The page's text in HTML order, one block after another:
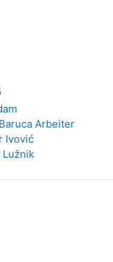
Arbeiter
Ivović
Lužnik